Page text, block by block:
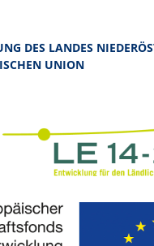
DES LANDES
UNION